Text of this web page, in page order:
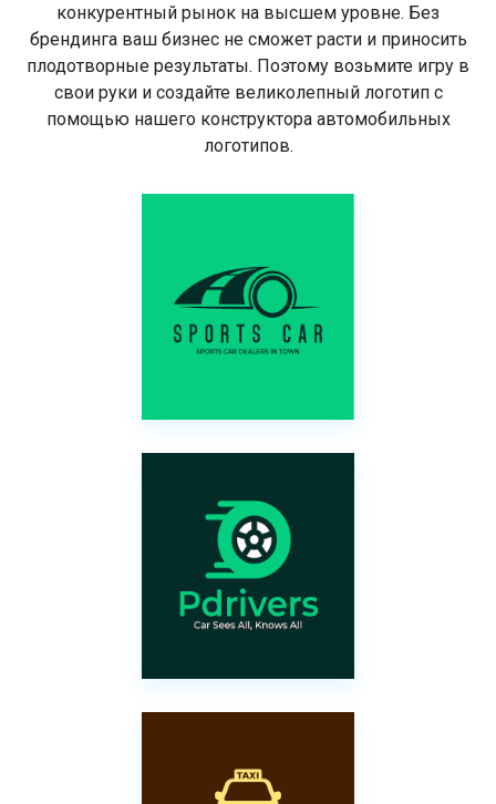
конкурентный рынок на высшем уровне. Без
брендинга ваш бизнес не сможет расти и приносить
плодотворные результаты. Поэтому возьмите игру в
свои руки и создайте великолепный логотип с
помощью нашего конструктора автомобильных
логотипов.